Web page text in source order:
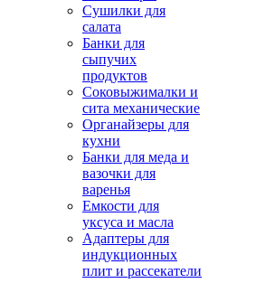
Сушилки для
салата
Банки для
сыпучих
продуктов
Соковыжималки и
сита механические
Органайзеры для
кухни
Банки для меда и
вазочки для
варенья
Емкости для
уксуса и масла
Адаптеры для
индукционных
плит и рассекатели